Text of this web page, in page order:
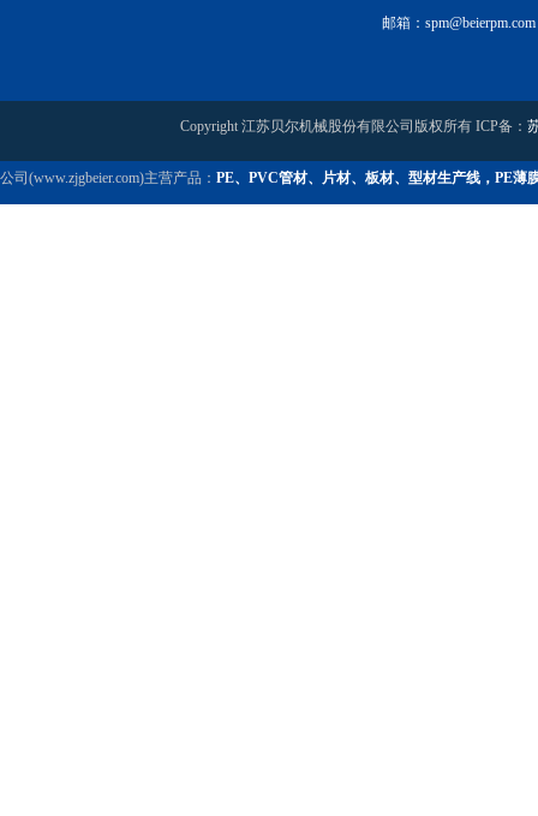
邮箱：spm@beierpm.com
Copyright 江苏贝尔机械股份有限公司版权所有 ICP备：
公司(www.zjgbeier.com)主营产品： PE、PVC管材、片材、板材、型材生产线，PE薄